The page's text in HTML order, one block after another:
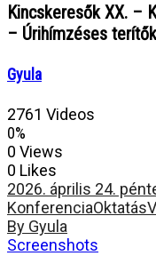
Kincskeresők XX. –
– Úrihímzéses
Gyula
2761 Videos
0%
0 Views
0 Likes
2026. április 24.
KonferenciaOktatás
By Gyula
Screenshots